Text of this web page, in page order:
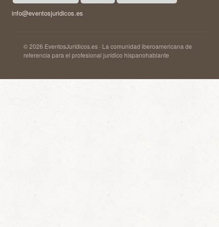
info@eventosjuridicos.es
© 2026 EventosJurídicos.es · La comunidad iberoamericana de
referencia para el profesional jurídico hispanohablante